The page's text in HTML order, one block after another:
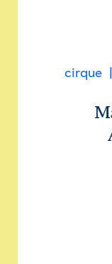
cirque